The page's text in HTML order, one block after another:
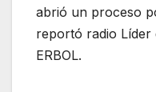
abrió un proceso
reportó radio Líder
ERBOL.